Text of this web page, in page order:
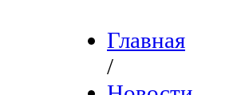
Главная
/